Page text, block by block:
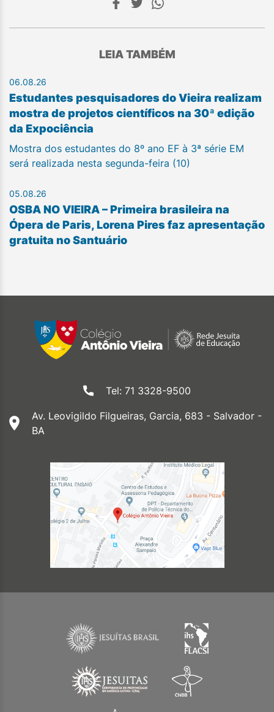
LEIA TAMBÉM
06.08.26
Estudantes pesquisadores do Vieira realizam
mostra de projetos científicos na 30ª edição
da Expociência
Mostra dos estudantes do 8º ano EF à 3ª série EM
será realizada nesta segunda-feira (10)
05.08.26
OSBA NO VIEIRA – Primeira brasileira na
Ópera de Paris, Lorena Pires faz apresentação
gratuita no Santuário
Tel: 71 3328-9500
Av. Leovigildo Filgueiras, Garcia, 683 - Salvador -
BA